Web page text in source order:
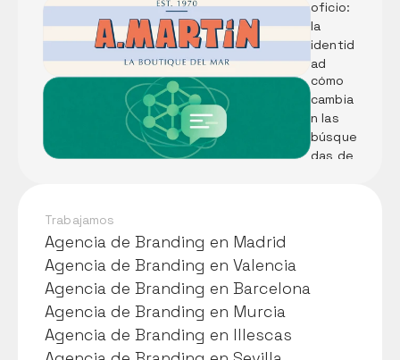
el alma
oficio:
la
identid
ad
visual
de
Pescad
ería A.
Martín
LLMs:
Qué
son y
cómo
cambia
n las
búsque
das de
Trabajamos
Agencia de Branding en Madrid
Agencia de Branding en Madrid
Agencia de Branding en Valencia
Agencia de Branding en Valencia
Agencia de Branding en Barcelona
Agencia de Branding en Barcelona
Agencia de Branding en Murcia
Agencia de Branding en Murcia
Agencia de Branding en Illescas
Agencia de Branding en Illescas